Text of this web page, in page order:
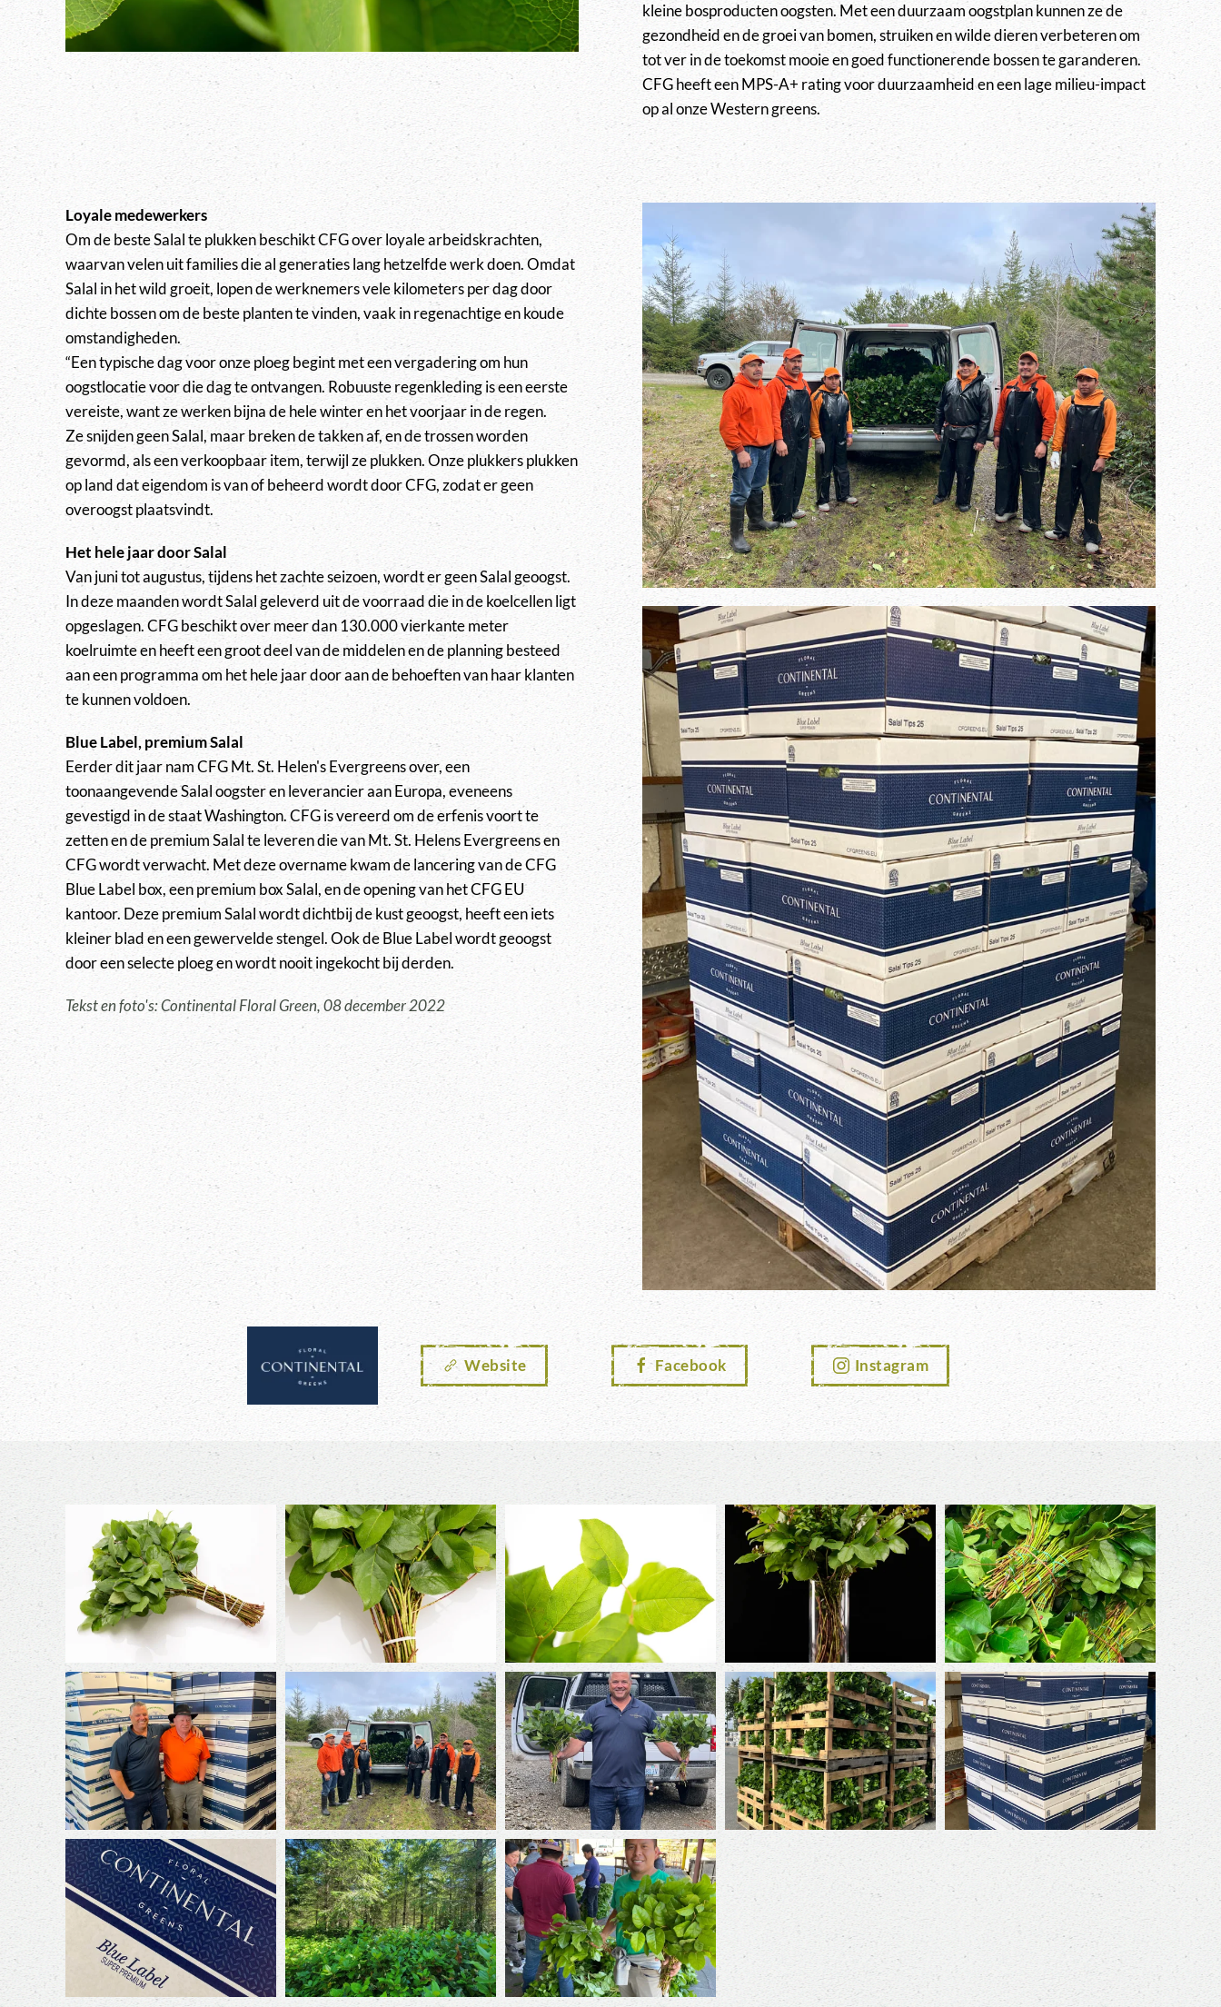
kleine bosproducten oogsten. Met een duurzaam oogstplan kunnen ze de
gezondheid en de groei van bomen, struiken en wilde dieren verbeteren om
tot ver in de toekomst mooie en goed functionerende bossen te garanderen.
CFG heeft een MPS-A+ rating voor duurzaamheid en een lage milieu-impact
op al onze Western greens.
Loyale medewerkers
Om de beste Salal te plukken beschikt CFG over loyale arbeidskrachten,
waarvan velen uit families die al generaties lang hetzelfde werk doen. Omdat
Salal in het wild groeit, lopen de werknemers vele kilometers per dag door
dichte bossen om de beste planten te vinden, vaak in regenachtige en koude
omstandigheden.
“Een typische dag voor onze ploeg begint met een vergadering om hun
oogstlocatie voor die dag te ontvangen. Robuuste regenkleding is een eerste
vereiste, want ze werken bijna de hele winter en het voorjaar in de regen.
Ze snijden geen Salal, maar breken de takken af, en de trossen worden
gevormd, als een verkoopbaar item, terwijl ze plukken. Onze plukkers plukken
op land dat eigendom is van of beheerd wordt door CFG, zodat er geen
overoogst plaatsvindt.
Het hele jaar door Salal
Van juni tot augustus, tijdens het zachte seizoen, wordt er geen Salal geoogst.
In deze maanden wordt Salal geleverd uit de voorraad die in de koelcellen ligt
opgeslagen. CFG beschikt over meer dan 130.000 vierkante meter
koelruimte en heeft een groot deel van de middelen en de planning besteed
aan een programma om het hele jaar door aan de behoeften van haar klanten
te kunnen voldoen.
Blue Label, premium Salal
Eerder dit jaar nam CFG Mt. St. Helen's Evergreens over, een
toonaangevende Salal oogster en leverancier aan Europa, eveneens
gevestigd in de staat Washington. CFG is vereerd om de erfenis voort te
zetten en de premium Salal te leveren die van Mt. St. Helens Evergreens en
CFG wordt verwacht. Met deze overname kwam de lancering van de CFG
Blue Label box, een premium box Salal, en de opening van het CFG EU
kantoor. Deze premium Salal wordt dichtbij de kust geoogst, heeft een iets
kleiner blad en een gewervelde stengel. Ook de Blue Label wordt geoogst
door een selecte ploeg en wordt nooit ingekocht bij derden.
Tekst en foto's: Continental Floral Green, 08 december 2022
Website Facebook Instagram